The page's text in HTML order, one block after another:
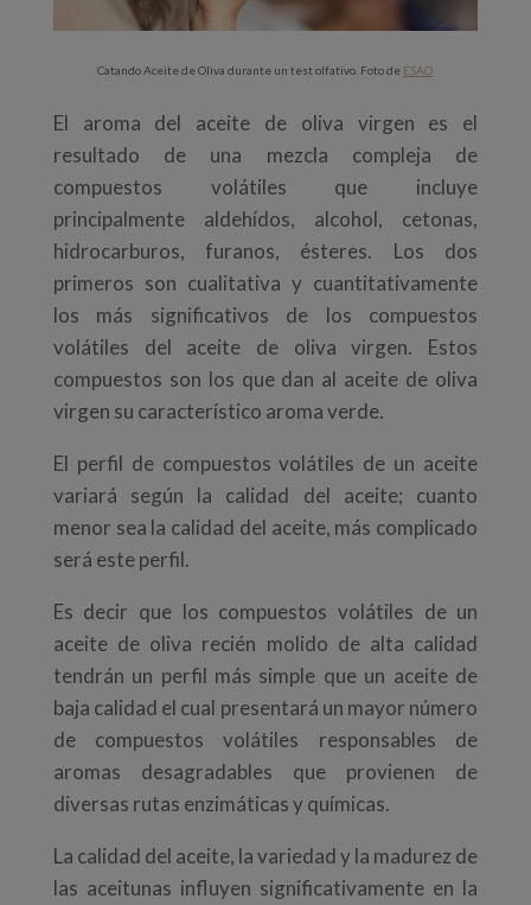
Catando Aceite de Oliva durante un test olfativo. Foto de ESAO
El aroma del aceite de oliva virgen es el
resultado de una mezcla compleja de
compuestos volátiles que incluye
principalmente aldehídos, alcohol, cetonas,
hidrocarburos, furanos, ésteres. Los dos
primeros son cualitativa y cuantitativamente
los más significativos de los compuestos
volátiles del aceite de oliva virgen. Estos
compuestos son los que dan al aceite de oliva
virgen su característico aroma verde.
El perfil de compuestos volátiles de un aceite
variará según la calidad del aceite; cuanto
menor sea la calidad del aceite, más complicado
será este perfil.
Es decir que los compuestos volátiles de un
aceite de oliva recién molido de alta calidad
tendrán un perfil más simple que un aceite de
baja calidad el cual presentará un mayor número
de compuestos volátiles responsables de
aromas desagradables que provienen de
diversas rutas enzimáticas y químicas.
La calidad del aceite, la variedad y la madurez de
las aceitunas influyen significativamente en la